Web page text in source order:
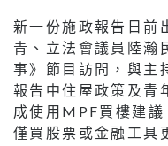
新一份施政報告日前
青、立法會議員陸瀚
事》節目訪問，與主
報告中住屋政策及青
成使用MPF買樓建
僅買股票或金融工具